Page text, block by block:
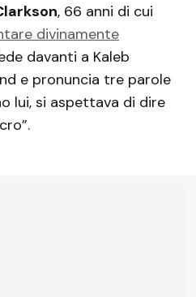
, 66 anni di cui
divinamente
davanti a Kaleb
e pronuncia tre parole
lui, si aspettava di dire